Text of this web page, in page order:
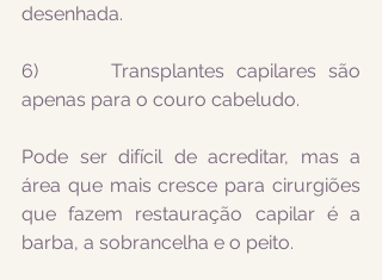
desenhada.
6)      Transplantes capilares são
apenas para o couro cabeludo.
Pode ser difícil de acreditar, mas a
área que mais cresce para cirurgiões
que fazem restauração capilar é a
barba, a sobrancelha e o peito.